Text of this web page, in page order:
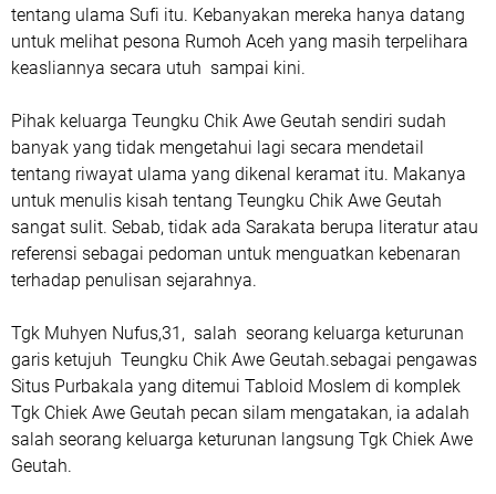
tentang ulama Sufi itu. Kebanyakan mereka hanya datang
untuk melihat pesona Rumoh Aceh yang masih terpelihara
keasliannya secara utuh sampai kini.
Pihak keluarga Teungku Chik Awe Geutah sendiri sudah
banyak yang tidak mengetahui lagi secara mendetail
tentang riwayat ulama yang dikenal keramat itu. Makanya
untuk menulis kisah tentang Teungku Chik Awe Geutah
sangat sulit. Sebab, tidak ada Sarakata berupa literatur atau
referensi sebagai pedoman untuk menguatkan kebenaran
terhadap penulisan sejarahnya.
Tgk Muhyen Nufus,31, salah seorang keluarga keturunan
garis ketujuh Teungku Chik Awe Geutah.sebagai pengawas
Situs Purbakala yang ditemui Tabloid Moslem di komplek
Tgk Chiek Awe Geutah pecan silam mengatakan, ia adalah
salah seorang keluarga keturunan langsung Tgk Chiek Awe
Geutah.